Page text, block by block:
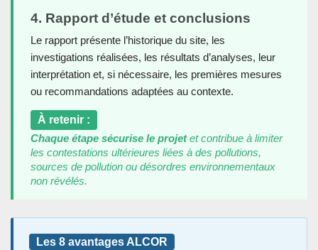
4. Rapport d’étude et conclusions
Le rapport présente l’historique du site, les
investigations réalisées, les résultats d’analyses, leur
interprétation et, si nécessaire, les premières mesures
ou recommandations adaptées au contexte.
À retenir :
Chaque étape sécurise le projetet contribue à limiter
les contestations ultérieures liées à des pollutions,
sources de pollution ou désordres environnementaux
non révélés.
Les 8 avantages ALCOR